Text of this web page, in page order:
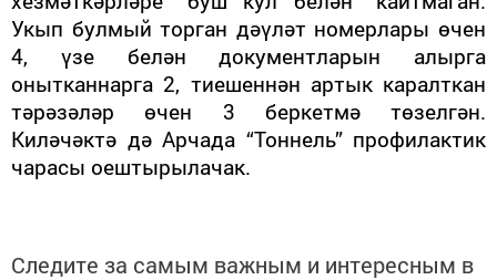
Укып булмый торган дәүләт номерлары өчен
4, үзе белән документларын алырга
онытканнарга 2, тиешеннән артык каралткан
тәрәзәләр өчен 3 беркетмә төзелгән.
Киләчәктә дә Арчада “Тоннель” профилактик
чарасы оештырылачак.
Следите за самым важным и интересным в